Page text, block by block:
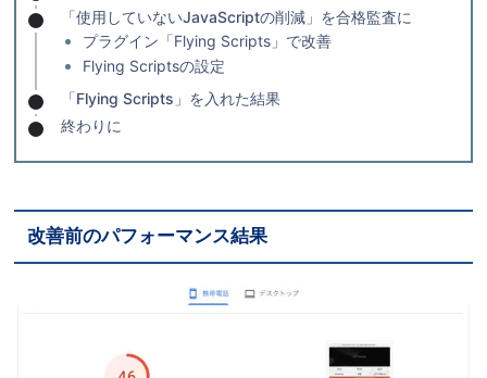
「使用していないJavaScriptの削減」を合格監査に
プラグイン「Flying Scripts」で改善
Flying Scriptsの設定
「Flying Scripts」を入れた結果
終わりに
改善前のパフォーマンス結果